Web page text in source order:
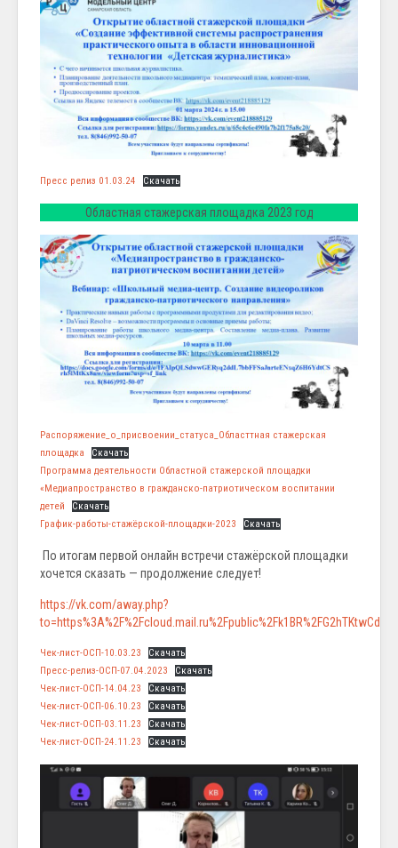
Пресс релиз 01.03.24 Скачать
Областная стажерская площадка 2023 год
Распоряжение_о_присвоении_статуса_Областтная стажерская
площадка
Скачать
Программа деятельности Областной стажерской площадки
«Медиапространство в гражданско-патриотическом воспитании
детей
Скачать
График-работы-стажёрской-площадки-2023
Скачать
По итогам первой онлайн встречи стажёрской площадки
хочется сказать — продолжение следует!
https://vk.com/away.php?
to=https%3A%2F%2Fcloud.mail.ru%2Fpublic%2Fk1BR%2FG2hTKtwCd
Чек-лист-ОСП-10.03.23
Скачать
Пресс-релиз-ОСП-07.04.2023
Скачать
Чек-лист-ОСП-14.04.23
Скачать
Чек-лист-ОСП-06.10.23
Скачать
Чек-лист-ОСП-03.11.23
Скачать
Чек-лист-ОСП-24.11.23
Скачать